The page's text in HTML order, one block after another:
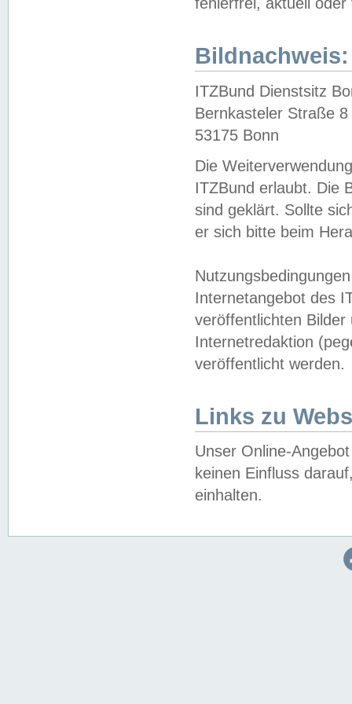
fehlerfrei, aktuell oder
Bildnachweis:
ITZBund Dienstsitz
Bernkasteler Straße 8
53175 Bonn
Die
ITZBund erlaubt. Die
sind geklärt. Sollte
er sich bitte beim
Internetangebot des
veröffentlichten
Internetredaktion
veröffentlicht werden.
Links zu
Unser Online-
keinen Einfluss
einhalten.